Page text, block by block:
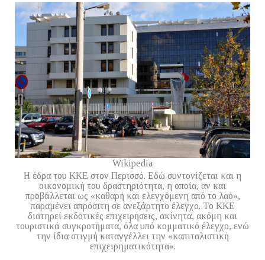
Wikipedia
Η έδρα του ΚΚΕ στον Περισσό. Εδώ συντονίζεται και η
οικονομική του δραστηριότητα, η οποία, αν και
προβάλλεται ως «καθαρή και ελεγχόμενη από το λαό»,
παραμένει απρόσιτη σε ανεξάρτητο έλεγχο. Το ΚΚΕ
διατηρεί εκδοτικές επιχειρήσεις, ακίνητα, ακόμη και
τουριστικά συγκροτήματα, όλα υπό κομματικό έλεγχο, ενώ
την ίδια στιγμή καταγγέλλει την «καπιταλιστική
επιχειρηματικότητα».